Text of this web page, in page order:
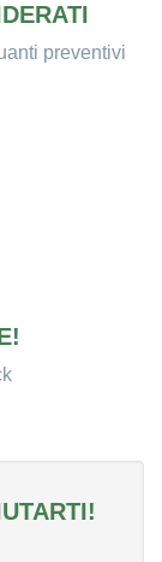
preventivi